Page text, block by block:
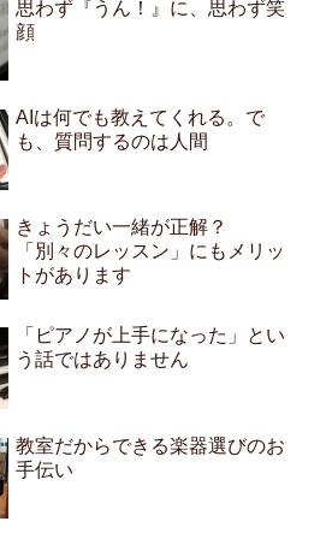
思わず『うん！』に、思わず笑
顔
AIは何でも教えてくれる。で
も、質問するのは人間
きょうだい一緒が正解？
「別々のレッスン」にもメリッ
トがあります
「ピアノが上手になった」とい
う話ではありません
教室だからできる楽器選びのお
手伝い